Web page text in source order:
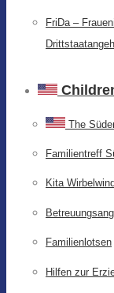
FriDa –
The
Familientreff
Kita Wirbelwind
Familienlotsen
Hilfen zur